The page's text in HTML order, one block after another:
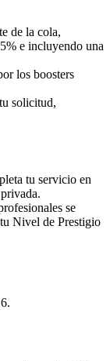
de la cola,
e incluyendo una
los boosters
solicitud,
tu servicio en
se
Nivel de Prestigio